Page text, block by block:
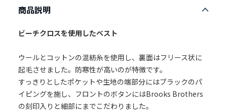
商品説明
ビーチクロスを使用したベスト
ウールとコットンの混紡糸を使用し、裏面はフリース状に
起毛させました。防寒性が高いのが特徴です。
すっきりとしたポケットや生地の端部分にはブラックのパ
イピングを施し、フロントのボタンにはBrooks Brothers
の刻印入りと細部にまでこだわりました。